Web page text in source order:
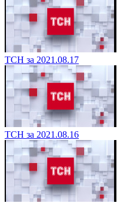
ТСН за 2021.08.17
ТСН за 2021.08.16